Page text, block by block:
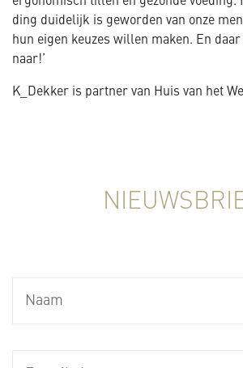
ding duidelijk is geworden van onze
hun eigen keuzes willen maken. En
naar!’
K_Dekker is partner van Huis van het